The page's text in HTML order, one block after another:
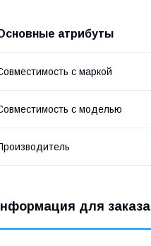
атрибуты
с маркой
с моделью
для заказа